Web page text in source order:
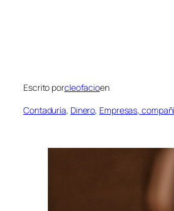
Escrito porcleofacioen
Contaduría, Dinero, Empresas,